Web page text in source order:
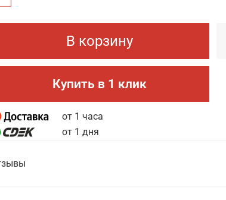
В корзину
Купить в 1 клик
от 1 часа
от 1 дня